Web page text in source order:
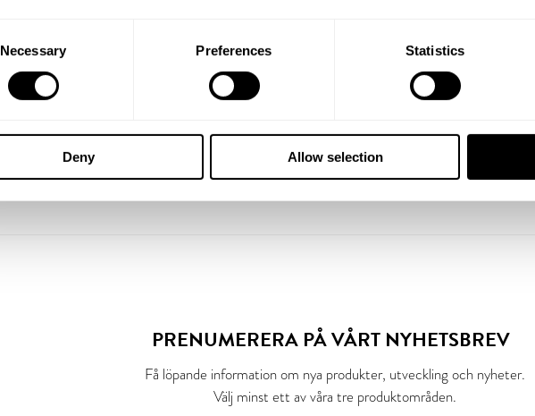
Necessary Preferences Statistics
Deny Allow selection
MK 10 mm
Rostfri skruv
PRENUMERERA PÅ VÅRT NYHETSBREV
Få löpande information om nya produkter, utveckling och nyheter.
Välj minst ett av våra tre produktområden.